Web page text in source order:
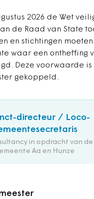
2026 de Wet
de Raad van State
en stichtingen
waar een ontheffing
Deze voorwaarde
gekoppeld.
directeur / Loco-
in opdracht van de
Aa en Hunze